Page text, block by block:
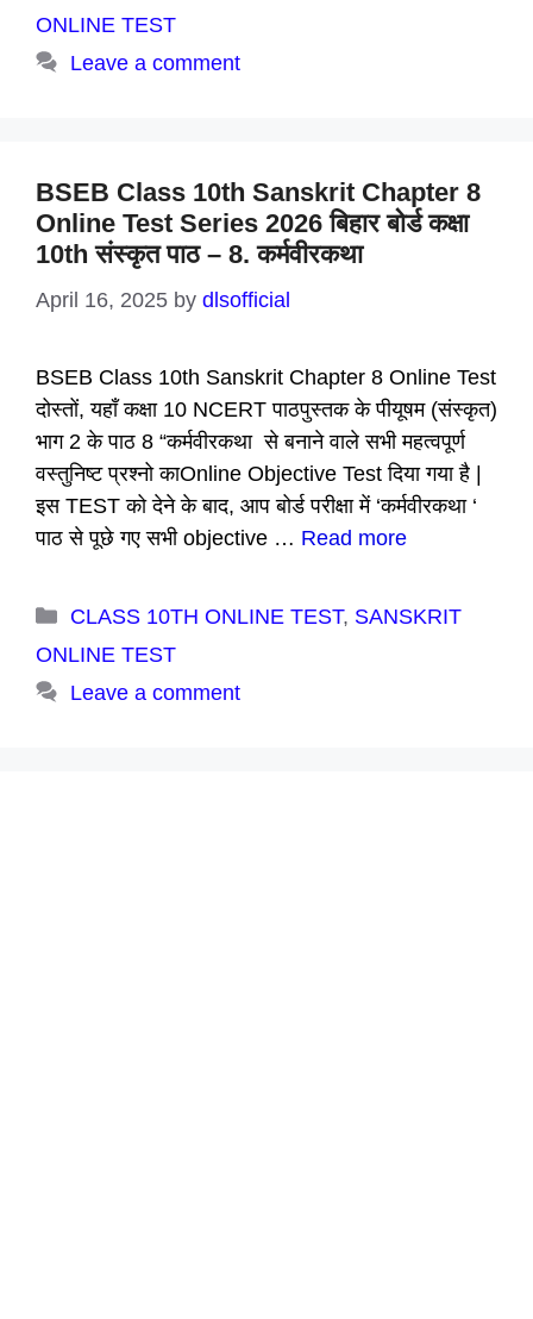
ONLINE TEST
Leave a comment
BSEB Class 10th Sanskrit Chapter 8
Online Test Series 2026 बिहार बोर्ड कक्षा
10th संस्कृत पाठ – 8. कर्मवीरकथा
April 16, 2025 by dlsofficial
BSEB Class 10th Sanskrit Chapter 8 Online Test
दोस्तों, यहाँ कक्षा 10 NCERT पाठपुस्तक के पीयूषम (संस्कृत)
भाग 2 के पाठ 8 “कर्मवीरकथा से बनाने वाले सभी महत्वपूर्ण
वस्तुनिष्ट प्रश्नो काOnline Objective Test दिया गया है |
इस TEST को देने के बाद, आप बोर्ड परीक्षा में ‘कर्मवीरकथा ‘
पाठ से पूछे गए सभी objective … Read more
Categories
CLASS 10TH ONLINE TEST, SANSKRIT
ONLINE TEST
Leave a comment